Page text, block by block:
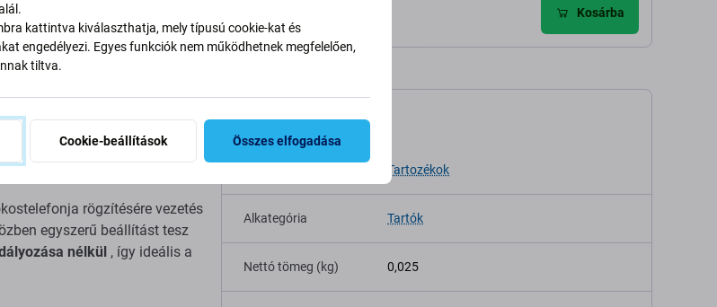
Leírás és specifikáció Kosárba
rögzítésére vezetés
egyszerű beállítást tesz
nélkül , így ideális a
Specifikáció
Tartozékok
Alkategória Tartók
Nettó tömeg (kg) 0,025
kattintva kiválaszthatja, mely típusú cookie-kat és
engedélyezi. Egyes funkciók nem működhetnek megfelelően,
tiltva.
Cookie-beállítások Összes elfogadása